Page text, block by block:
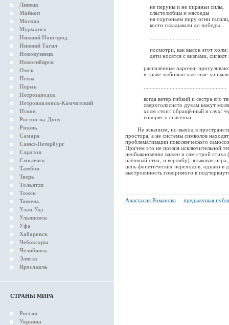
Липецк
Майкоп
Москва
Мурманск
Нижний Новгород
Нижний Тагил
Новокузнецк
Новосибирск
Омск
Пенза
Пермь
Петрозаводск
Петропавловск-Камчатский
Псков
Ростов-на-Дону
Рязань
Самара
Санкт-Петербург
Саратов
Смоленск
Тамбов
Тверь
Тольятти
Томск
Тюмень
Улан-Удэ
Ульяновск
Уфа
Хабаровск
Чебоксары
Челябинск
Элиста
Ярославль
СТРАНЫ МИРА
Россия
Украина
не перуны и не пираньи силы,
сластолюбцы и мясоеды
на горгоньем пиру огни гасили,
кости складывали до победы...
посмотри, как высок этот холм:
дети носятся с визгами, сигают
распалённые парочки
в траве любовью залётные
когда ветер гибкий и сестра его
сверхголосисто духам кажут
холм стоит обращённый в слух:
говорят о спасеньи
Не эскапизм, но выход в
простора, а не системы символов
проблематизации поколенческого
Причем это не поэзия исключительной
необыкновенно важен и сам строй
раёшный стих, и верлибр): языковая
цепь фонетических переходов, однако в
выстроенность говоримого в
Анастасия Романова предыдущая